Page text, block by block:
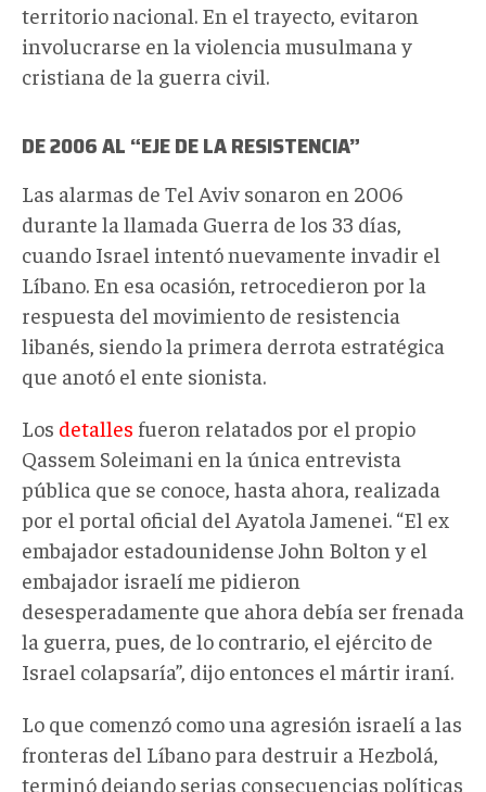
territorio nacional. En el trayecto, evitaron
involucrarse en la violencia musulmana y
cristiana de la guerra civil.
DE 2006 AL “EJE DE LA RESISTENCIA”
Las alarmas de Tel Aviv sonaron en 2006
durante la llamada Guerra de los 33 días,
cuando Israel intentó nuevamente invadir el
Líbano. En esa ocasión, retrocedieron por la
respuesta del movimiento de resistencia
libanés, siendo la primera derrota estratégica
que anotó el ente sionista.
Los detalles fueron relatados por el propio
Qassem Soleimani en la única entrevista
pública que se conoce, hasta ahora, realizada
por el portal oficial del Ayatola Jamenei. “El ex
embajador estadounidense John Bolton y el
embajador israelí me pidieron
desesperadamente que ahora debía ser frenada
la guerra, pues, de lo contrario, el ejército de
Israel colapsaría”, dijo entonces el mártir iraní.
Lo que comenzó como una agresión israelí a las
fronteras del Líbano para destruir a Hezbolá,
terminó dejando serias consecuencias políticas